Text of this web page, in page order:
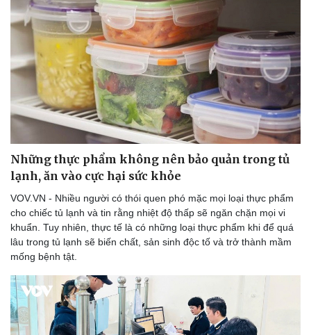
Những thực phẩm không nên bảo quản trong tủ
lạnh, ăn vào cực hại sức khỏe
VOV.VN - Nhiều người có thói quen phó mặc mọi loại thực phẩm
cho chiếc tủ lạnh và tin rằng nhiệt độ thấp sẽ ngăn chặn mọi vi
khuẩn. Tuy nhiên, thực tế là có những loại thực phẩm khi để quá
lâu trong tủ lạnh sẽ biến chất, sản sinh độc tố và trở thành mầm
mống bệnh tật.